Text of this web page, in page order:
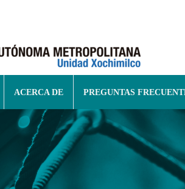
ACERCA DE PREGUNTAS